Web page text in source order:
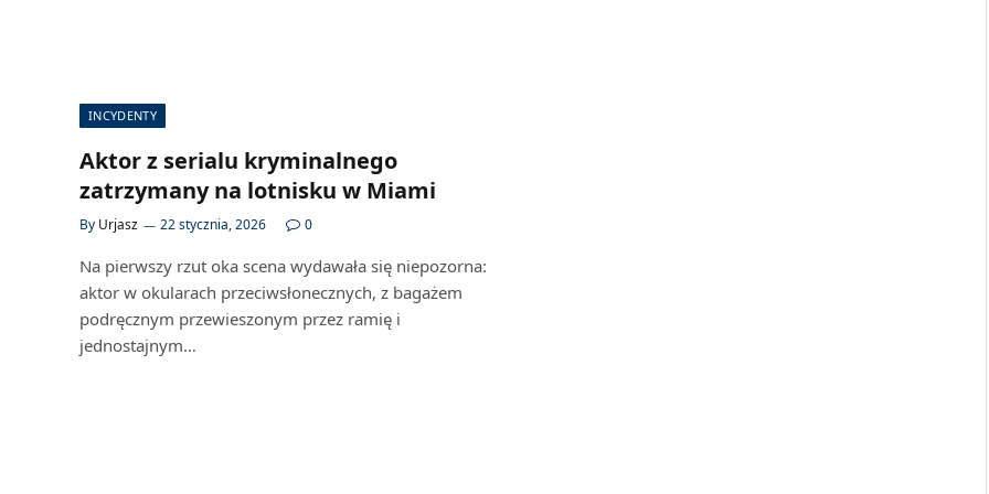
INCYDENTY
Aktor z serialu kryminalnego
zatrzymany na lotnisku w Miami
By Urjasz 22 stycznia, 2026 0
Na pierwszy rzut oka scena wydawała się niepozorna:
aktor w okularach przeciwsłonecznych, z bagażem
podręcznym przewieszonym przez ramię i
jednostajnym…